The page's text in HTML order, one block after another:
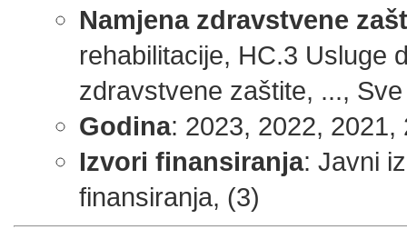
Namjena zdravstvene
rehabilitacije, HC.3 Usluge
zdravstvene zaštite, ...,
Godina: 2023, 2022,
Izvori finansiranja: Javni
finansiranja, (3)